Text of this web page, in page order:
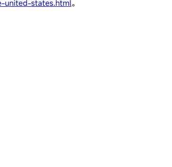
united-states.html。